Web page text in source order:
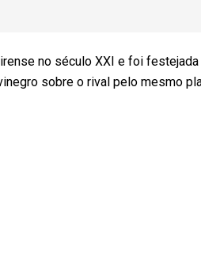
no século XXI e foi festejada
sobre o rival pelo mesmo